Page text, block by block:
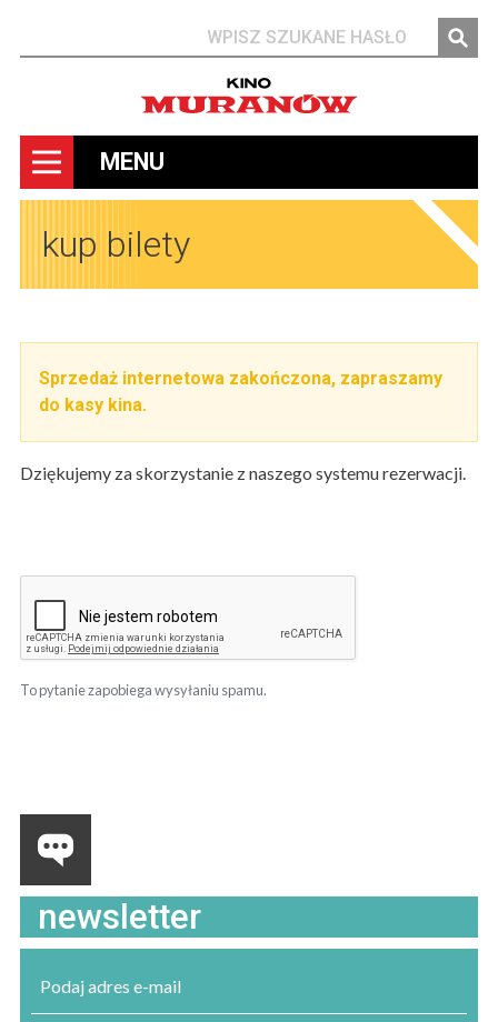
MENU
kup bilety
Sprzedaż internetowa zakończona, zapraszamy
do kasy kina.
Dziękujemy za skorzystanie z naszego systemu rezerwacji.
To pytanie zapobiega wysyłaniu spamu.
newsletter